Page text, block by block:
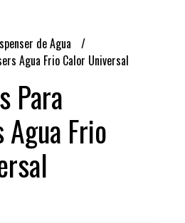
de Agua
Agua Frio Calor Universal
Para
Frio